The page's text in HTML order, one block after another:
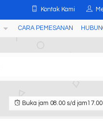
Kontak Kami
CARA PEMESANAN
Buka jam 08.00 s/d